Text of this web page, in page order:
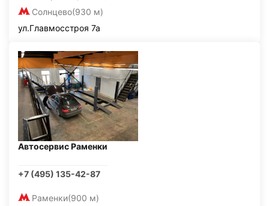
Солнцево(930 м)
ул.Главмосстроя 7а
Автосервис Раменки
+7 (495) 135-42-87
Раменки(900 м)